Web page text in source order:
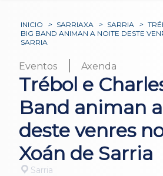
INICIO > SARRIAXA > SARRIA >
BIG BAND ANIMAN A NOITE DESTE
SARRIA
Eventos | Axenda
Trébol e
Band animan
deste venres
Xoán de Sarria
Sarria